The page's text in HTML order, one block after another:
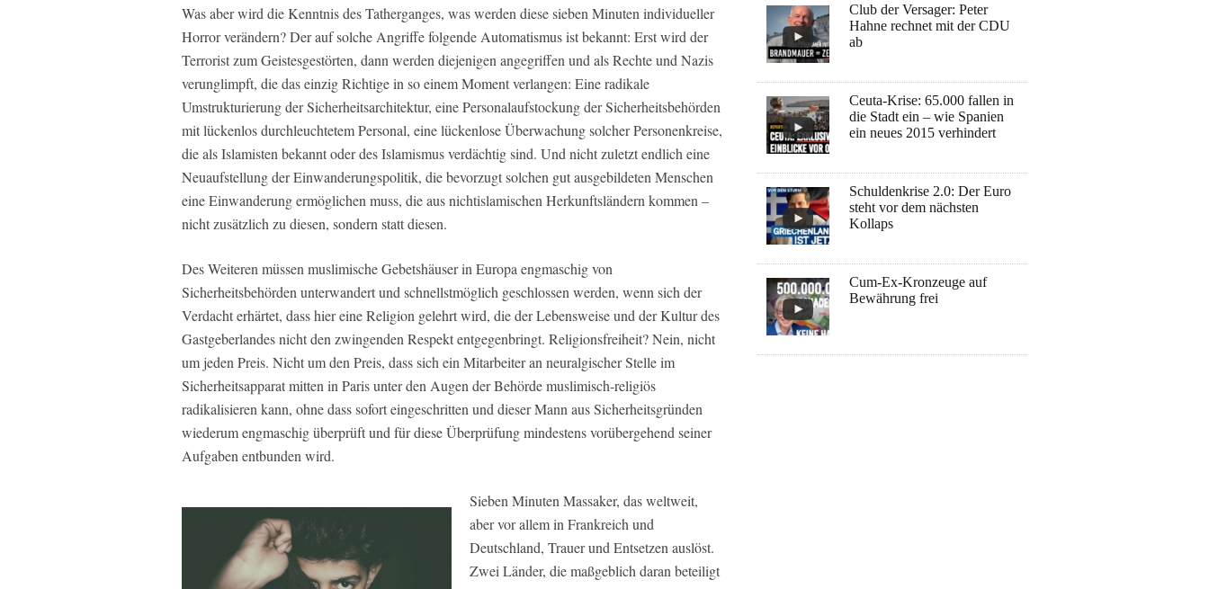
Was aber wird die Kenntnis des Tatherganges, was werden diese sieben Minuten individueller
Horror verändern? Der auf solche Angriffe folgende Automatismus ist bekannt: Erst wird der
Terrorist zum Geistesgestörten, dann werden diejenigen angegriffen und als Rechte und Nazis
verunglimpft, die das einzig Richtige in so einem Moment verlangen: Eine radikale
Umstrukturierung der Sicherheitsarchitektur, eine Personalaufstockung der Sicherheitsbehörden
mit lückenlos durchleuchtetem Personal, eine lückenlose Überwachung solcher Personenkreise,
die als Islamisten bekannt oder des Islamismus verdächtig sind. Und nicht zuletzt endlich eine
Neuaufstellung der Einwanderungspolitik, die bevorzugt solchen gut ausgebildeten Menschen
eine Einwanderung ermöglichen muss, die aus nichtislamischen Herkunftsländern kommen –
nicht zusätzlich zu diesen, sondern statt diesen.
Des Weiteren müssen muslimische Gebetshäuser in Europa engmaschig von
Sicherheitsbehörden unterwandert und schnellstmöglich geschlossen werden, wenn sich der
Verdacht erhärtet, dass hier eine Religion gelehrt wird, die der Lebensweise und der Kultur des
Gastgeberlandes nicht den zwingenden Respekt entgegenbringt. Religionsfreiheit? Nein, nicht
um jeden Preis. Nicht um den Preis, dass sich ein Mitarbeiter an neuralgischer Stelle im
Sicherheitsapparat mitten in Paris unter den Augen der Behörde muslimisch-religiös
radikalisieren kann, ohne dass sofort eingeschritten und dieser Mann aus Sicherheitsgründen
wiederum engmaschig überprüft und für diese Überprüfung mindestens vorübergehend seiner
Aufgaben entbunden wird.
Sieben Minuten Massaker, das weltweit,
aber vor allem in Frankreich und
Deutschland, Trauer und Entsetzen auslöst.
Zwei Länder, die maßgeblich daran beteiligt
Club der Versager: Peter
Hahne rechnet mit der CDU
ab
Ceuta-Krise: 65.000 fallen in
die Stadt ein – wie Spanien
ein neues 2015 verhindert
Schuldenkrise 2.0: Der Euro
steht vor dem nächsten
Kollaps
Cum-Ex-Kronzeuge auf
Bewährung frei